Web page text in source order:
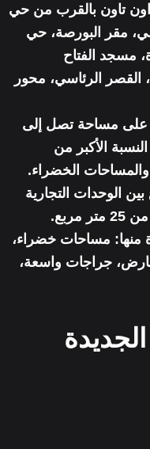
تاون بالقرب من حي
مقر البورصة، حي
مسجد الفتاح
القصر الرئاسي، محور
على مساحة تصل إلى
الأكبر من
الخضراء.
بين الوحدات التجارية
منها: مساحات خضراء،
جراجات واسعة،